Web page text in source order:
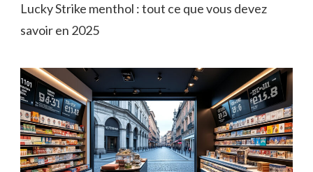
Lucky Strike menthol : tout ce que vous devez
savoir en 2025